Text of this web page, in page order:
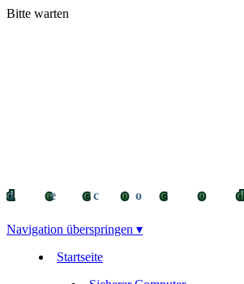
Bitte warten
deco
Navigation überspringen ▾
Startseite